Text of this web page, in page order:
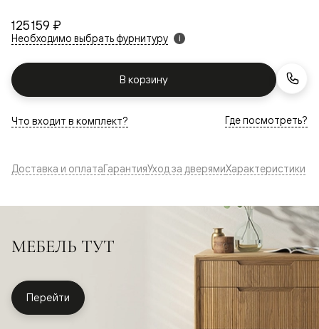
125 159 ₽
Необходимо выбрать фурнитуру i
В корзину
Что входит в комплект? Где посмотреть?
Доставка и оплатаГарантияУход за дверямиХарактеристики
МЕБЕЛЬ ТУТ
Перейти